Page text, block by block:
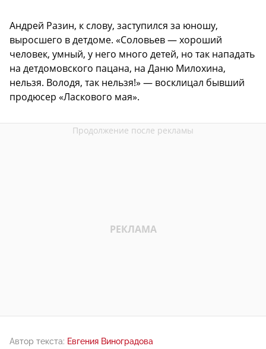
Андрей Разин, к слову, заступился за юношу,
выросшего в детдоме. «Соловьев — хороший
человек, умный, у него много детей, но так нападать
на детдомовского пацана, на Даню Милохина,
нельзя. Володя, так нельзя!» — восклицал бывший
продюсер «Ласкового мая».
Автор текста: Евгения Виноградова